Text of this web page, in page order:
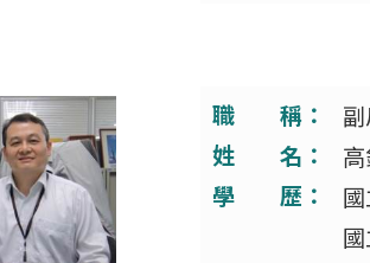
職 稱：
姓 名：
學 歷：